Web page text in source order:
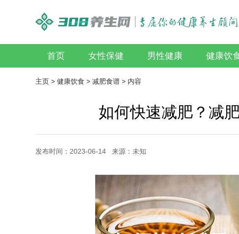
首页 女性保健 男性健康 健康饮
主页 > 健康饮食 > 减肥食谱 > 内容
如何快速减肥？减
发布时间：2023-06-14 来源：未知